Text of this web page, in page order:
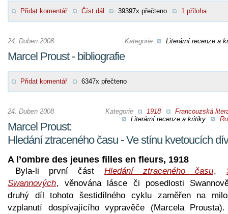
Přidat komentář Číst dál 39397x přečteno 1 příloha
Kategorie Literární recenze a
24. Duben 2008
Marcel Proust - bibliografie
Přidat komentář 6347x přečteno
Kategorie 1918
Francouzská
Literární recenze a kritiky
24. Duben 2008
Marcel Proust:
Hledání ztraceného času - Ve stínu kvetoucích
A l’ombre des jeunes filles en fleurs, 1918
Byla-li první část Hledání ztraceného času,
Swannových, věnována lásce či posedlosti
druhý díl tohoto šestidílného cyklu zaměřen na
vzplanutí dospívajícího vypravěče (Marcela